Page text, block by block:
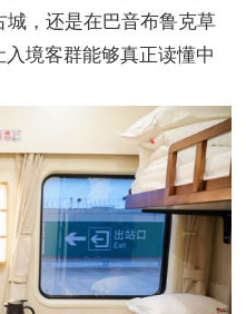
，还是在巴音布鲁克草
境客群能够真正读懂中